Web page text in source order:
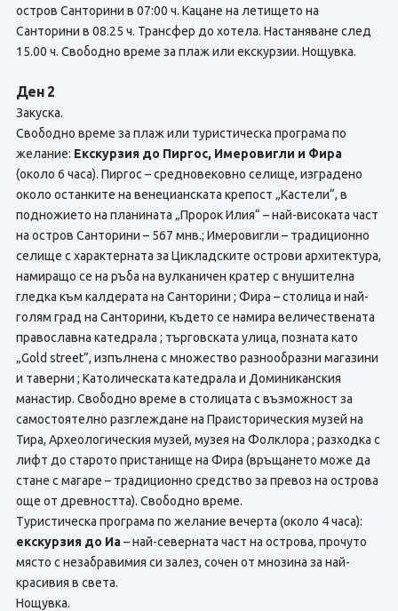
остров Санторини в 07:00 ч. Кацане на летището на
Санторини в 08.25 ч. Трансфер до хотела. Настаняване след
15.00 ч. Свободно време за плаж или екскурзии. Нощувка.
Ден 2
Закуска.
Свободно време за плаж или туристическа програма по
желание: Екскурзия до Пиргос, Имеровигли и Фира
(около 6 часа). Пиргос – средновековно селище, изградено
около останките на венецианската крепост „Кастели“, в
подножието на планината „Пророк Илия“ – най-високата част
на остров Санторини – 567 мнв.; Имеровигли – традиционно
селище с характерната за Цикладските острови архитектура,
намиращо се на ръба на вулканичен кратер с внушителна
гледка към калдерата на Санторини ; Фира – столица и най-
голям град на Санторини, където се намира величественaта
православна катедрала ; търговската улица, позната като
„Gold street”, изпълнена с множество разнообразни магазини
и таверни ; Католическата катедрала и Доминиканския
манастир. Свободно време в столицата с възможност за
самостоятелно разглеждане на Праисторическия музей на
Тира, Археологическия музей, музея на Фолклора ; разходка с
лифт до старото пристанище на Фира (връщането може да
стане с магаре – традиционно средство за превоз на острова
още от древността). Свободно време.
Туристическа програма по желание вечерта (около 4 часа):
екскурзия до Иа– най-северната част на острова, прочуто
място с незабравимия си залез, сочен от мнозина за най-
красивия в света.
Нощувка.